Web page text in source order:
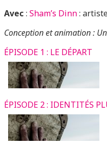
Avec : Sham’s Dinn:
Conception et animation :
ÉPISODE 1 : LE DÉPART
ÉPISODE 2 : IDENTITÉS